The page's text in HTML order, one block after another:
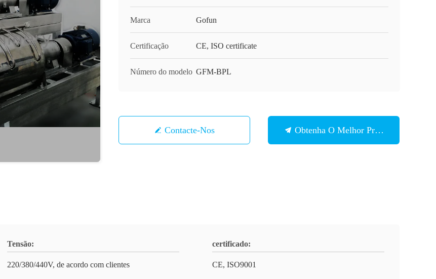
Marca Gofun
Certificação CE, ISO certificate
Número do modelo GFM-BPL
Contacte-Nos Obtenha O Melhor Preço
Tensão:
220/380/440V, de acordo com clientes
certificado:
CE, ISO9001